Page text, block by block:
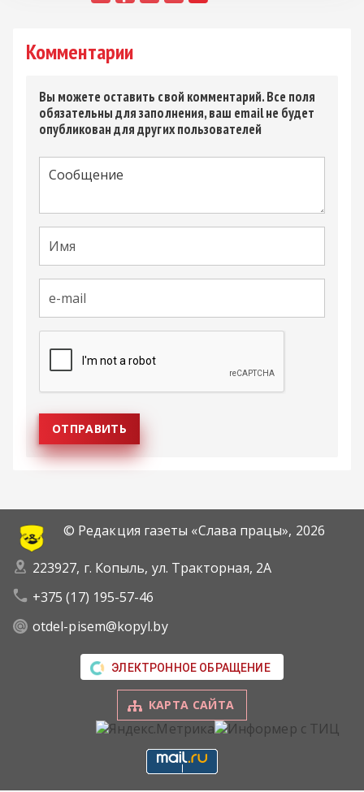
Комментарии
Вы можете оставить свой комментарий. Все поля
обязательны для заполнения, ваш email не будет
опубликован для других пользователей
© Редакция газеты «Слава працы», 2026
223927, г. Копыль, ул. Тракторная, 2А
+375 (17) 195-57-46
otdel-pisem@kopyl.by
ЭЛЕКТРОННОЕ ОБРАЩЕНИЕ
КАРТА САЙТА